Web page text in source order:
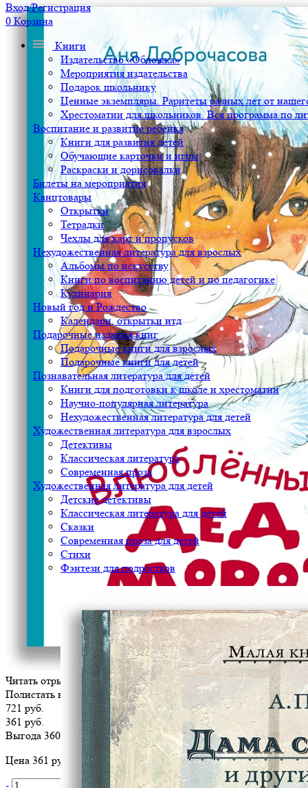
Вход/Регистрация
0 Корзина
Книги
Издательство «Обложка»
Мероприятия издательства
Подарок школьнику
Ценные экземпляры. Раритеты разных лет от
Хрестоматии для школьников. Вся программа по
Воспитание и развитие ребенка
Книги для развития детей
Обучающие карточки и игры
Раскраски и дорисовалки
Билеты на мероприятия
Канцтовары
Открытки
Тетрадки
Чехлы для карт и пропусков
Нехудожественная литература для взрослых
Альбомы по искусству
Книги по воспитанию детей и по педагогике
Кулинария
Новый год и Рождество
Календари, открытки итд
Подарочные издания книг
Подарочные книги для взрослых
Подарочные книги для детей
Познавательная литература для детей
Книги для подготовки к школе и хрестоматии
Научно-популярная литература
Нехудожественная литература для детей
Художественная литература для взрослых
Детективы
Классическая литература
Современная проза
Художественная литература для детей
Детские детективы
Классическая литература для детей
Сказки
Современная проза для детей
Стихи
Фэнтези для подростков
Читать отрывок
Полистать книгу
721 руб.
361 руб.
Выгода 360 руб.
Цена 361 руб. за 1 шт
-
+ В корзину